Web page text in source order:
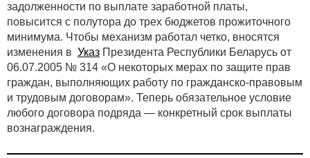
задолженности по выплате заработной платы,
повысится с полутора до трех бюджетов прожиточного
минимума. Чтобы механизм работал четко, вносятся
изменения в Указ Президента Республики Беларусь от
06.07.2005 № 314 «О некоторых мерах по защите прав
граждан, выполняющих работу по гражданско-правовым
и трудовым договорам». Теперь обязательное условие
любого договора подряда — конкретный срок выплаты
вознаграждения.